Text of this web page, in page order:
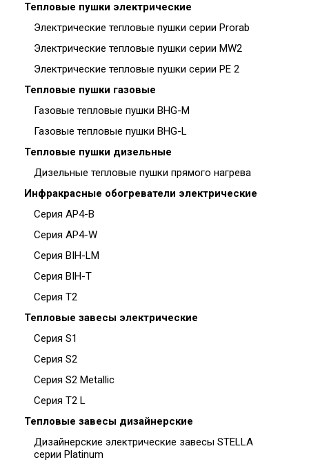
Тепловые пушки электрические
Электрические тепловые пушки серии Prorab
Электрические тепловые пушки серии MW2
Электрические тепловые пушки серии PE 2
Тепловые пушки газовые
Газовые тепловые пушки BHG-M
Газовые тепловые пушки BHG-L
Тепловые пушки дизельные
Дизельные тепловые пушки прямого нагрева
Инфракрасные обогреватели электрические
Серия AP4-B
Серия AP4-W
Серия BIH-LM
Серия BIH-T
Серия T2
Тепловые завесы электрические
Серия S1
Серия S2
Серия S2 Metallic
Серия T2 L
Тепловые завесы дизайнерские
Дизайнерские электрические завесы STELLA
серии Platinum